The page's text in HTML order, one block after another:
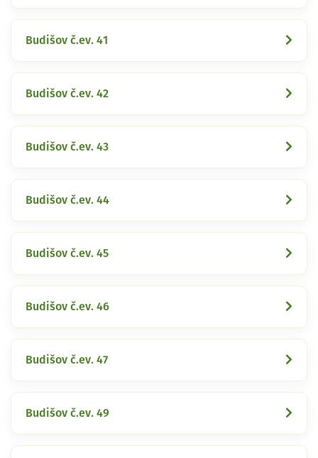
Budišov č.ev. 41
Budišov č.ev. 42
Budišov č.ev. 43
Budišov č.ev. 44
Budišov č.ev. 45
Budišov č.ev. 46
Budišov č.ev. 47
Budišov č.ev. 49